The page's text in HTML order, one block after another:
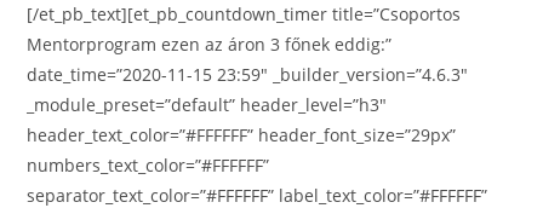
[/et_pb_text][et_pb_countdown_timer title=”Csoportos
Mentorprogram ezen az áron 3 főnek eddig:”
date_time=”2020-11-15 23:59″ _builder_version=”4.6.3″
_module_preset=”default” header_level=”h3″
header_text_color=”#FFFFFF” header_font_size=”29px”
numbers_text_color=”#FFFFFF”
separator_text_color=”#FFFFFF” label_text_color=”#FFFFFF”